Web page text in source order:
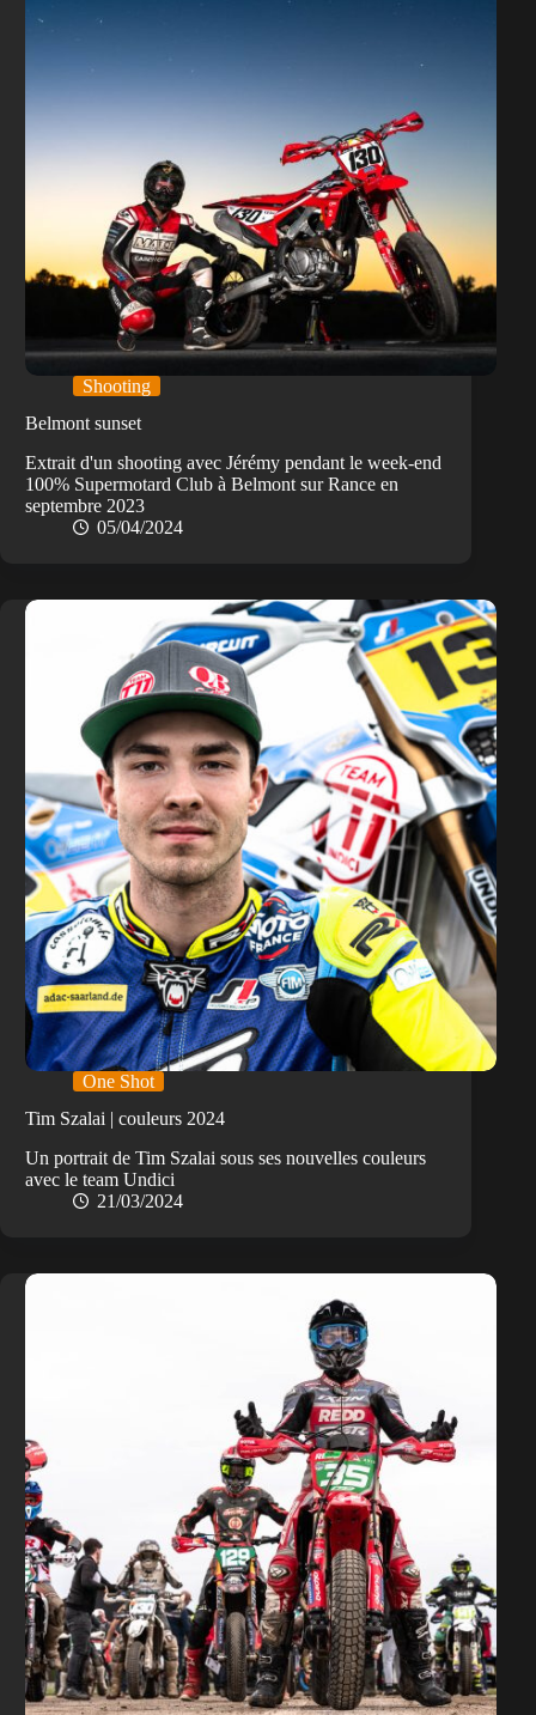
Shooting
Belmont sunset
Extrait d'un shooting avec Jérémy pendant le week-end
100% Supermotard Club à Belmont sur Rance en
septembre 2023
05/04/2024
One Shot
Tim Szalai | couleurs 2024
Un portrait de Tim Szalai sous ses nouvelles couleurs
avec le team Undici
21/03/2024